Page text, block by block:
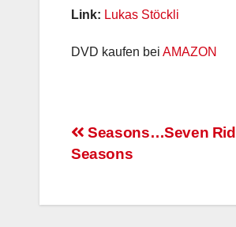
Link: Lukas Stöckli
DVD kaufen bei AMAZON
Seasons…Seven
Seasons